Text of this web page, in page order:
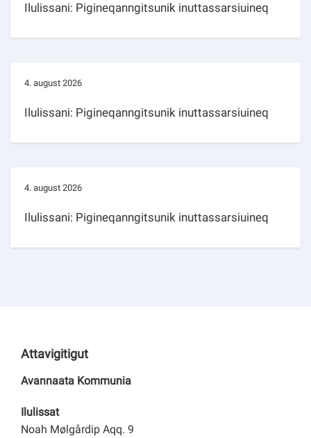
Ilulissani: Pigineqanngitsunik inuttassarsiuineq
4. august 2026
Ilulissani: Pigineqanngitsunik inuttassarsiuineq
4. august 2026
Ilulissani: Pigineqanngitsunik inuttassarsiuineq
Attavigitigut
Avannaata Kommunia
Ilulissat
Noah Mølgårdip Aqq. 9